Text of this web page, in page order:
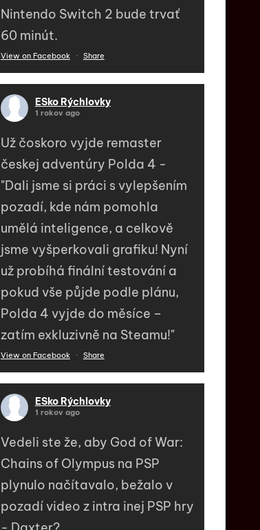
Nintendo Switch 2 bude trvať
60 minút.
View on Facebook · Share
ESko Rýchlovky
1 rokov ago
Už čoskoro vyjde remaster
českej adventúry Polda 4 -
"Dali jsme si práci s vylepšením
pozadí, kde nám pomohla
umělá inteligence, a celkově
jsme vyšperkovali grafiku! Nyní
už probíhá finální testování a
pokud vše půjde podle plánu,
Polda 4 vyjde do měsíce –
zatím exkluzivně na Steamu!"
View on Facebook · Share
ESko Rýchlovky
1 rokov ago
Vedeli ste že, aby God of War:
Chains of Olympus na PSP
plynulo načítavalo, bežalo v
pozadí video z intra inej PSP hry